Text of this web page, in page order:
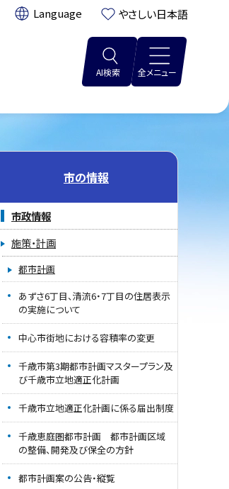
翻訳: やさしい日本語
AI検索 全メニュー
市の情報
市政情報
施策・計画
都市計画
あずさ6丁目、清流6・7丁目の住居表示
の実施について
中心市街地における容積率の変更
千歳市第3期都市計画マスタープラン及
び千歳市立地適正化計画
千歳市立地適正化計画に係る届出制度
千歳恵庭圏都市計画 都市計画区域
の整備、開発及び保全の方針
都市計画案の公告・縦覧